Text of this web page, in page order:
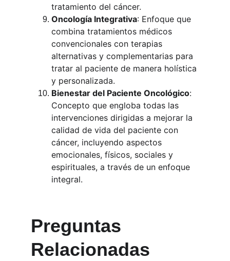
tratamiento del cáncer.
Oncología Integrativa: Enfoque que
combina tratamientos médicos
convencionales con terapias
alternativas y complementarias para
tratar al paciente de manera holística
y personalizada.
Bienestar del Paciente Oncológico:
Concepto que engloba todas las
intervenciones dirigidas a mejorar la
calidad de vida del paciente con
cáncer, incluyendo aspectos
emocionales, físicos, sociales y
espirituales, a través de un enfoque
integral.
Preguntas
Relacionadas